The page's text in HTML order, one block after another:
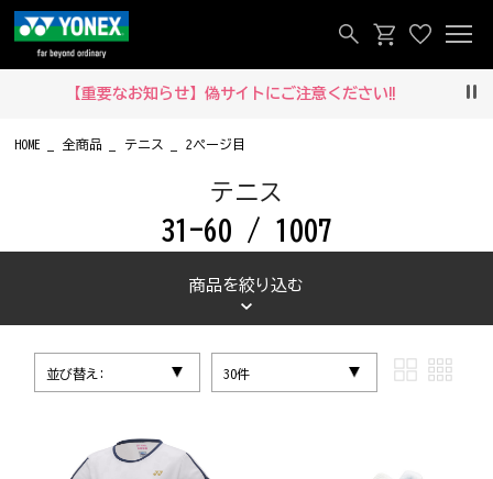
【重要なお知らせ】偽サイトにご注意ください‼
HOME 全商品 テニス 2ページ目
テニス
31-60 / 1007
商品を絞り込む
並び替え: 30件